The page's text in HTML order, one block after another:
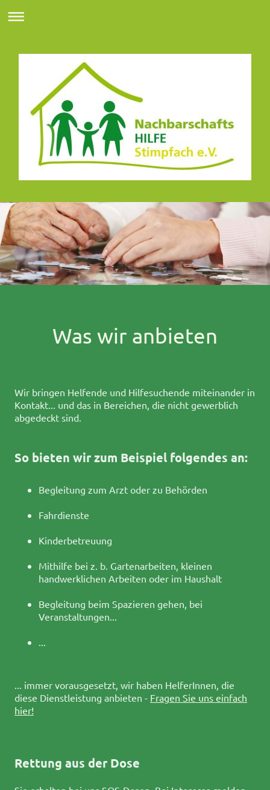
Was wir anbieten
Wir bringen Helfende und Hilfesuchende miteinander in
Kontakt... und das in Bereichen, die nicht gewerblich
abgedeckt sind.
So bieten wir zum Beispiel folgendes an:
Begleitung zum Arzt oder zu Behörden
Fahrdienste
Kinderbetreuung
Mithilfe bei z. b. Gartenarbeiten, kleinen
handwerklichen Arbeiten oder im Haushalt
Begleitung beim Spazieren gehen, bei
Veranstaltungen...
...
... immer vorausgesetzt, wir haben HelferInnen, die
diese Dienstleistung anbieten - Fragen Sie uns einfach
hier!
Rettung aus der Dose